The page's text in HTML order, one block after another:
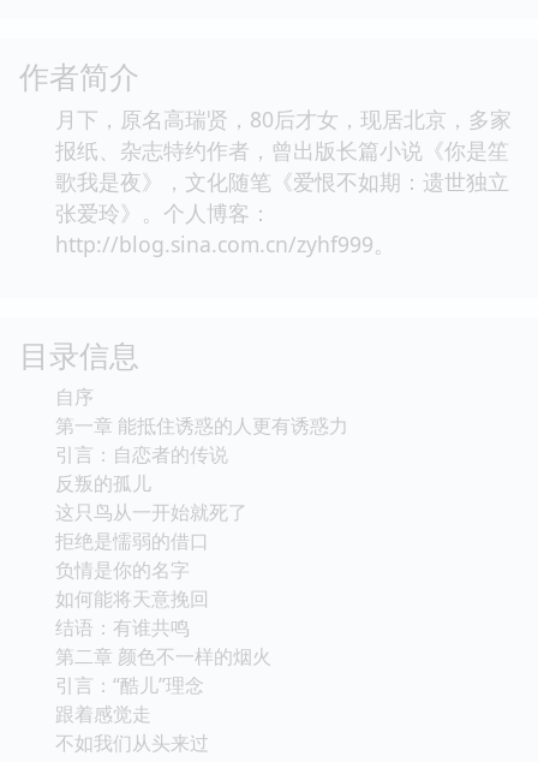
作者简介
月下，原名高瑞贤，80后才女，现居北京，多家
报纸、杂志特约作者，曾出版长篇小说《你是笙
歌我是夜》，文化随笔《爱恨不如期：遗世独立
张爱玲》。个人博客：
http://blog.sina.com.cn/zyhf999。
目录信息
自序
第一章 能抵住诱惑的人更有诱惑力
引言：自恋者的传说
反叛的孤儿
这只鸟从一开始就死了
拒绝是懦弱的借口
负情是你的名字
如何能将天意挽回
结语：有谁共鸣
第二章 颜色不一样的烟火
引言：“酷儿”理念
跟着感觉走
不如我们从头来过